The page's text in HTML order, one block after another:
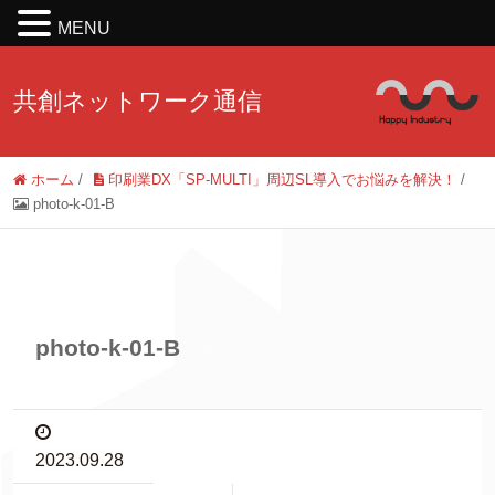
共創ネットワーク通信
ホーム / 印刷業DX「SP-MULTI」周辺SL導入でお悩みを解決！ /
photo-k-01-B
photo-k-01-B
2023.09.28
MENU